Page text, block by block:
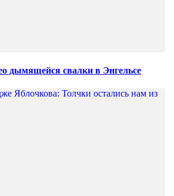
дымящейся свалки в Энгельсе